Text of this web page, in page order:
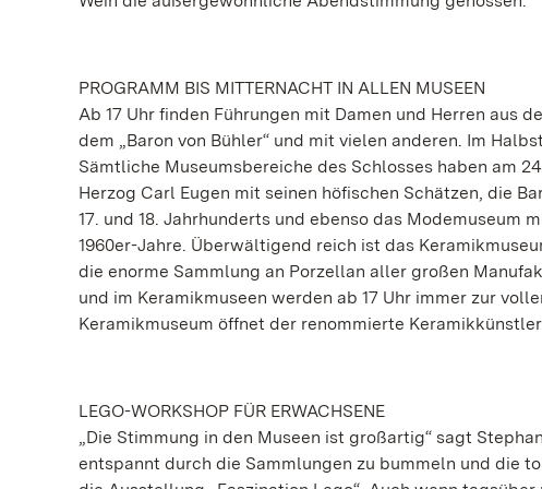
PROGRAMM BIS MITTERNACHT IN ALLEN MUSEEN
Ab 17 Uhr finden Führungen mit Damen und Herren aus
dem „Baron von Bühler“ und mit vielen anderen. Im
Sämtliche Museumsbereiche des Schlosses haben am
Herzog Carl Eugen mit seinen höfischen Schätzen, die
17. und 18. Jahrhunderts und ebenso das Modemuseum
1960er-Jahre. Überwältigend reich ist das
die enorme Sammlung an Porzellan aller großen
und im Keramikmuseen werden ab 17 Uhr immer zur
Keramikmuseum öffnet der renommierte
LEGO-WORKSHOP FÜR ERWACHSENE
„Die Stimmung in den Museen ist großartig“ sagt
entspannt durch die Sammlungen zu bummeln und die